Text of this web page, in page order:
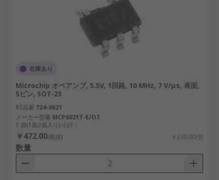
在庫あり
Microchip オペアンプ, 5.5V, 1回路, 10 MHz, 7 V/μs, 表面,
5ピン, SOT-23
RS品番 724-0621
メーカー型番 MCP6021T-E/OT
1 袋(1袋2個入り) 小計：
￥472.00(税抜) ￥236.00/個
数量